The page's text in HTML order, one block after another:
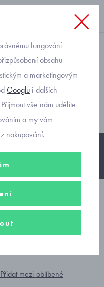
30 Pocket
Přidat mezi oblíbené
fungování
obsahu
a marketingovým
Googlu i dalších
vše nám udělíte
a my vám
nakupování.